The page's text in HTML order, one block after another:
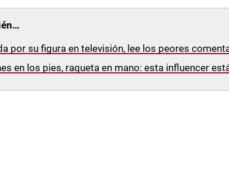
por su figura en televisión, lee los peores
en los pies, raqueta en mano: esta influencer